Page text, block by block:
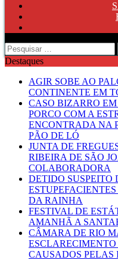
Pesquisar
por:
Destaques
AGIR SOBE AO
CONTINENTE EM
CASO BIZARRO
PORCO COM A
ENCONTRADA NA
PÃO DE LÓ
JUNTA DE
RIBEIRA DE SÃO
COLABORADORA
DETIDO SUSPEITO
DA RAINHA
FESTIVAL DE
AMANHÃ A
CÂMARA DE RIO
CAUSADOS PELAS